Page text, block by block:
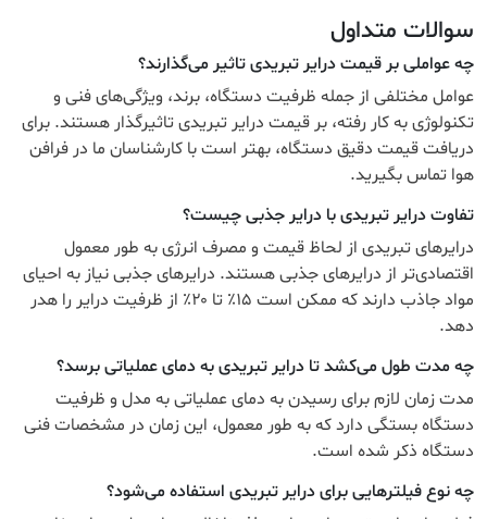
سوالات متداول
چه عواملی بر قیمت درایر تبریدی تاثیر می‌گذارند؟
عوامل مختلفی از جمله ظرفیت دستگاه، برند، ویژگی‌های فنی و
تکنولوژی به کار رفته، بر قیمت درایر تبریدی تاثیرگذار هستند. برای
دریافت قیمت دقیق دستگاه، بهتر است با کارشناسان ما در فرافن
هوا تماس بگیرید.
تفاوت درایر تبریدی با درایر جذبی چیست؟
درایرهای تبریدی از لحاظ قیمت و مصرف انرژی به طور معمول
اقتصادی‌تر از درایرهای جذبی هستند. درایرهای جذبی نیاز به احیای
مواد جاذب دارند که ممکن است ۱۵٪ تا ۲۰٪ از ظرفیت درایر را هدر
دهد.
چه مدت طول می‌کشد تا درایر تبریدی به دمای عملیاتی برسد؟
مدت زمان لازم برای رسیدن به دمای عملیاتی به مدل و ظرفیت
دستگاه بستگی دارد که به طور معمول، این زمان در مشخصات فنی
دستگاه ذکر شده است.
چه نوع فیلترهایی برای درایر تبریدی استفاده می‌شود؟